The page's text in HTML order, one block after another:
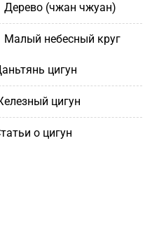
дерево (чжан чжуан)
малый небесный круг
даньтянь цигун
железный цигун
статьи о цигун